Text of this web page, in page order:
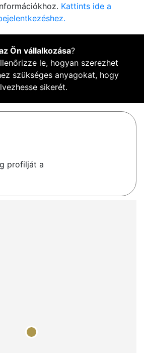
Kattints ide a
Ön vállalkozása?
le, hogyan szerezhet
szükséges anyagokat, hogy
sikerét.
profilját a